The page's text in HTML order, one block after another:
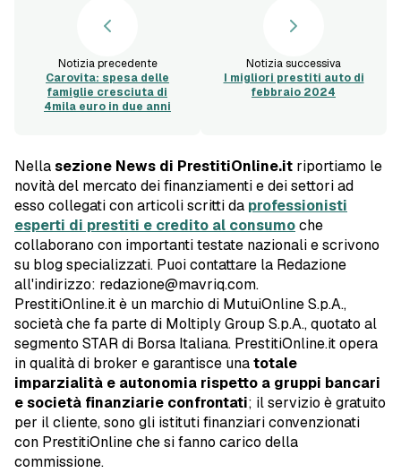
Notizia precedente
Carovita: spesa delle
famiglie cresciuta di
4mila euro in due anni
Notizia successiva
I migliori prestiti auto di
febbraio 2024
Nellasezione News di PrestitiOnline.it riportiamo le
novità del mercato dei finanziamenti e dei settori ad
esso collegati con articoli scritti da professionisti
esperti di prestiti e credito al consumoche
collaborano con importanti testate nazionali e scrivono
su blog specializzati. Puoi contattare la Redazione
all'indirizzo: redazione@mavriq.com.
PrestitiOnline.it è un marchio di MutuiOnline S.p.A.,
società che fa parte di Moltiply Group S.p.A., quotato al
segmento STAR di Borsa Italiana. PrestitiOnline.it opera
in qualità di broker e garantisce unatotale
imparzialità e autonomia rispetto a gruppi bancari
e società finanziarie confrontati; il servizio è gratuito
per il cliente, sono gli istituti finanziari convenzionati
con PrestitiOnline che si fanno carico della
commissione.